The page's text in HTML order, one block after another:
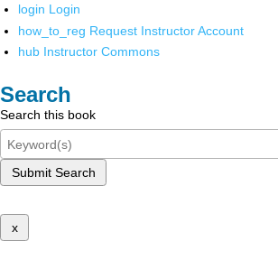
login Login
how_to_reg Request Instructor Account
hub Instructor Commons
Search
Search this book
Submit Search
x